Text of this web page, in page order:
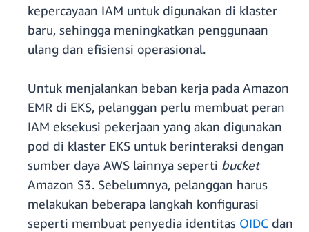
kepercayaan IAM untuk digunakan di klaster
baru, sehingga meningkatkan penggunaan
ulang dan efisiensi operasional.
Untuk menjalankan beban kerja pada Amazon
EMR di EKS, pelanggan perlu membuat peran
IAM eksekusi pekerjaan yang akan digunakan
pod di klaster EKS untuk berinteraksi dengan
sumber daya AWS lainnya seperti bucket
Amazon S3. Sebelumnya, pelanggan harus
melakukan beberapa langkah konfigurasi
seperti membuat penyedia identitas OIDC dan